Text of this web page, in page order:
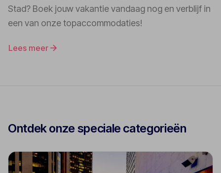
Stad? Boek jouw vakantie vandaag nog en verblijf in
een van onze topaccommodaties!
Lees meer
Ontdek onze speciale categorieën